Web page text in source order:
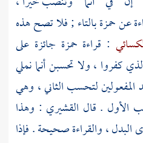
عنحمزةبالتاء ; فلا تصح هذه
: قراءة حمزة جائزة على
كفروا ، ولا تحسبن أنما نملي
لتحسب الثاني ، وهي
الأول . قال القشيري : وهذا
البدل ، والقراءة صحيحة . فإذا